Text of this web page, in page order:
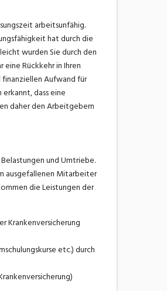
arbeitsunfähig.
hat durch die
wurden Sie durch den
Rückkehr in Ihren
Aufwand für
dass eine
daher den Arbeitgebern
und Umtriebe.
ausgefallenen Mitarbeiter
die Leistungen der
Krankenversicherung
etc.) durch